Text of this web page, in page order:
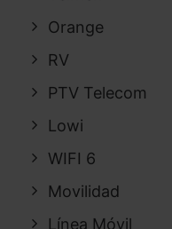
Orange
RV
PTV Telecom
Lowi
WIFI 6
Movilidad
Línea Móvil